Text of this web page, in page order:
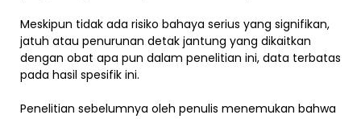
Meskipun tidak ada risiko bahaya serius yang signifikan,
jatuh atau penurunan detak jantung yang dikaitkan
dengan obat apa pun dalam penelitian ini, data terbatas
pada hasil spesifik ini.
Penelitian sebelumnya oleh penulis menemukan bahwa